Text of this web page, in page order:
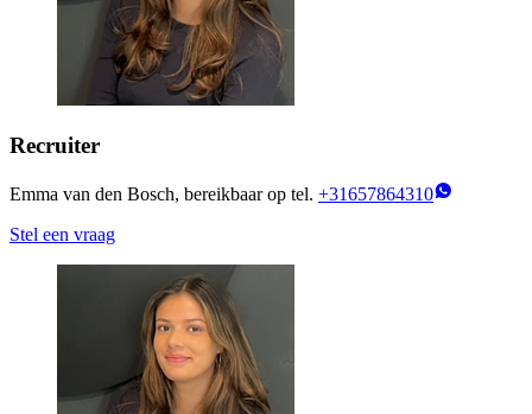
Recruiter
Emma van den Bosch, bereikbaar op tel. +31657864310
Stel een vraag